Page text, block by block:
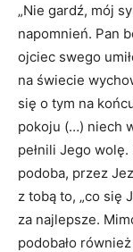
„Nie gardź, mój
napomnień. Pan
ojciec swego
na świecie
się o tym na
pokoju (…) niech
pełnili Jego
podoba, przez
z tobą to, „co się
za najlepsze.
podobało